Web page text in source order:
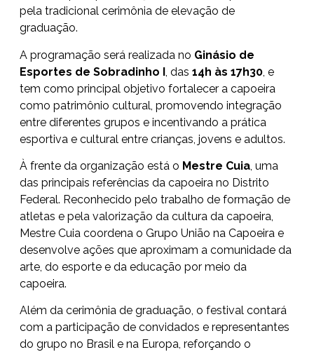
pela tradicional cerimônia de elevação de
graduação.
A programação será realizada no Ginásio de
Esportes de Sobradinho I , das 14h às 17h30 , e
tem como principal objetivo fortalecer a capoeira
como patrimônio cultural, promovendo integração
entre diferentes grupos e incentivando a prática
esportiva e cultural entre crianças, jovens e adultos.
À frente da organização está o Mestre Cuia, uma
das principais referências da capoeira no Distrito
Federal. Reconhecido pelo trabalho de formação de
atletas e pela valorização da cultura da capoeira,
Mestre Cuia coordena o Grupo União na Capoeira e
desenvolve ações que aproximam a comunidade da
arte, do esporte e da educação por meio da
capoeira.
Além da cerimônia de graduação, o festival contará
com a participação de convidados e representantes
do grupo no Brasil e na Europa, reforçando o